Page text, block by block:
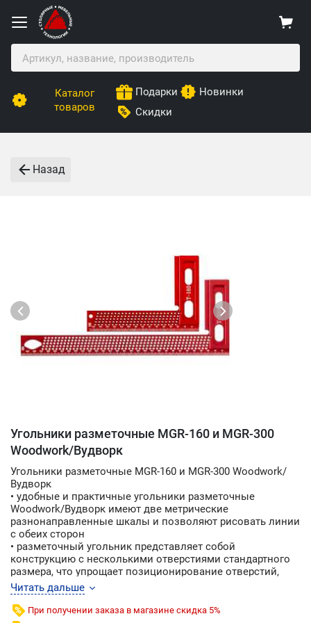
Каталог
товаров
Подарки
Новинки
Скидки
Назад
Угольники разметочные MGR-160 и MGR-300
Woodwork/Вудворк
Угольники разметочные MGR-160 и MGR-300 Woodwork/
Вудворк
• удобные и практичные угольники разметочные
Woodwork/Вудворк имеют две метрические
разнонаправленные шкалы и позволяют рисовать линии
с обеих сторон
• разметочный угольник представляет собой
конструкцию с несколькими отверстиями стандартного
размера, что упрощает позиционирование отверстий,
разметку и маркировку
• угольники разметочные Woodwork/Вудворк являются
важным инструментом для любого энтузиаста или
Читать дальше
При получении заказа в магазине скидка 5%